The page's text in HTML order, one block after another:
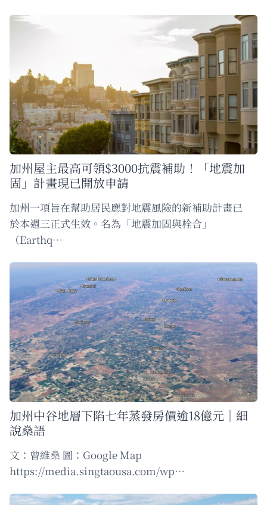
加州屋主最高可領$3000抗震補助！「地震加
固」計畫現已開放申請
加州一項旨在幫助居民應對地震風險的新補助計畫已
於本週三正式生效。名為「地震加固與栓合」
（Earthq…
加州中谷地層下陷七年蒸發房價逾18億元｜細
說燊語
文：曾維燊 圖：Google Map
https://media.singtaousa.com/wp…